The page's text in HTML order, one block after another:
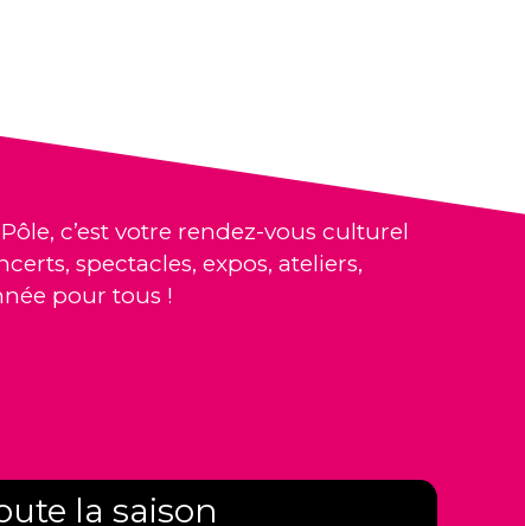
c’est votre rendez-vous culturel
spectacles, expos, ateliers,
pour tous !
la saison